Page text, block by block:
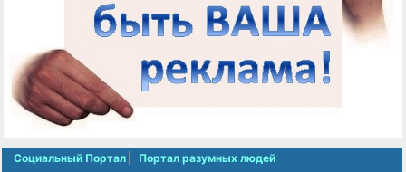
Социальный Портал Портал разумных людей